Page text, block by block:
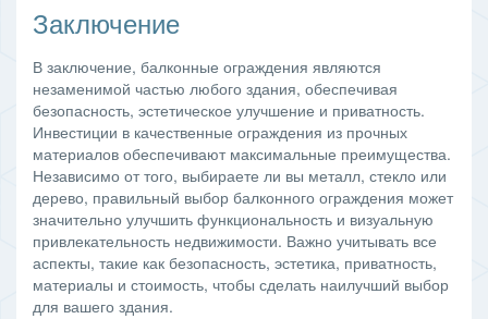
Заключение
В заключение, балконные ограждения являются
незаменимой частью любого здания, обеспечивая
безопасность, эстетическое улучшение и приватность.
Инвестиции в качественные ограждения из прочных
материалов обеспечивают максимальные преимущества.
Независимо от того, выбираете ли вы металл, стекло или
дерево, правильный выбор балконного ограждения может
значительно улучшить функциональность и визуальную
привлекательность недвижимости. Важно учитывать все
аспекты, такие как безопасность, эстетика, приватность,
материалы и стоимость, чтобы сделать наилучший выбор
для вашего здания.